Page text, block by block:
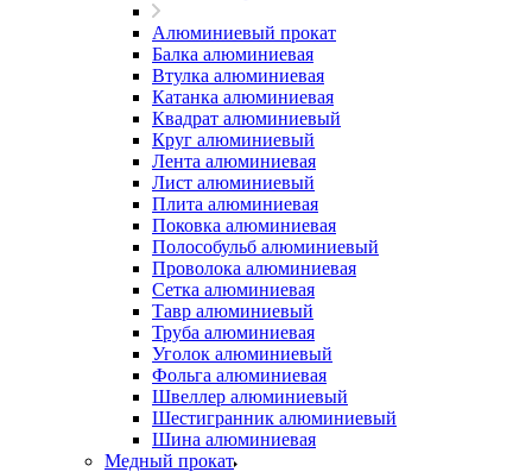
Алюминиевый прокат
Балка алюминиевая
Втулка алюминиевая
Катанка алюминиевая
Квадрат алюминиевый
Круг алюминиевый
Лента алюминиевая
Лист алюминиевый
Плита алюминиевая
Поковка алюминиевая
Полособульб алюминиевый
Проволока алюминиевая
Сетка алюминиевая
Тавр алюминиевый
Труба алюминиевая
Уголок алюминиевый
Фольга алюминиевая
Швеллер алюминиевый
Шестигранник алюминиевый
Шина алюминиевая
Медный прокат